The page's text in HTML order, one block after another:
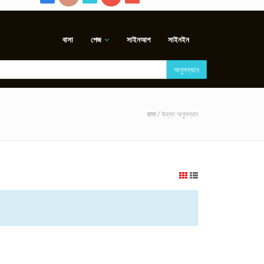
বাসা পেজ সাইনআপ সাইনইন
অনুসন্ধান
বাসা/ উন্নত অনুসন্ধান